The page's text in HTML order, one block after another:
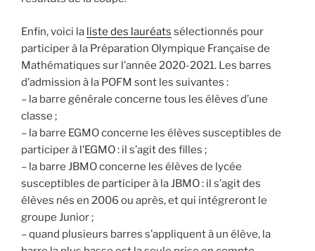
Enfin, voici la liste des lauréats sélectionnés pour
participer à la Préparation Olympique Française de
Mathématiques sur l’année 2020-2021. Les barres
d’admission à la POFM sont les suivantes :
– la barre générale concerne tous les élèves d’une
classe ;
– la barre EGMO concerne les élèves susceptibles de
participer à l’EGMO : il s’agit des filles ;
– la barre JBMO concerne les élèves de lycée
susceptibles de participer à la JBMO : il s’agit des
élèves nés en 2006 ou après, et qui intégreront le
groupe Junior ;
– quand plusieurs barres s’appliquent à un élève, la